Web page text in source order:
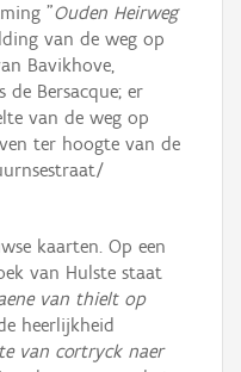
"Ouden Heirweg
van de weg op
Bavikhove,
de Bersacque; er
van de weg op
ter hoogte van de
kaarten. Op een
van Hulste staat
van thielt op
heerlijkheid
van cortryck naer